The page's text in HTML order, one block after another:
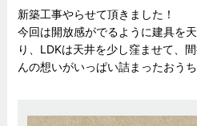
新築工事やらせて頂きました！
今回は開放感がでるように建具を
り、LDKは天井を少し窪ませて、
んの想いがいっぱい詰まったおう